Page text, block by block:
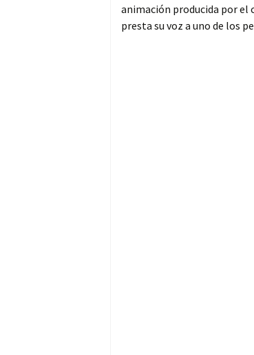
animación producida por el
presta su voz a uno de los